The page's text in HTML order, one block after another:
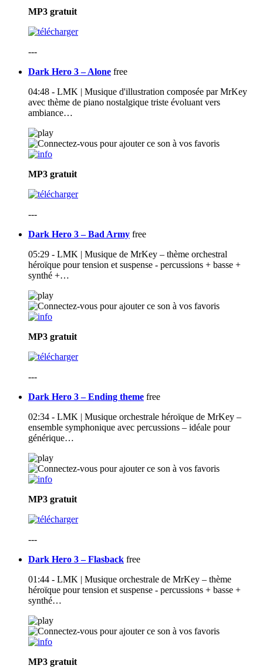
MP3 gratuit
---
Dark Hero 3 – Alone free
04:48 - LMK | Musique d'illustration composée par MrKey
avec thème de piano nostalgique triste évoluant vers
ambiance…
MP3 gratuit
---
Dark Hero 3 – Bad Army free
05:29 - LMK | Musique de MrKey – thème orchestral
héroïque pour tension et suspense - percussions + basse +
synthé +…
MP3 gratuit
---
Dark Hero 3 – Ending theme free
02:34 - LMK | Musique orchestrale héroïque de MrKey –
ensemble symphonique avec percussions – idéale pour
générique…
MP3 gratuit
---
Dark Hero 3 – Flasback free
01:44 - LMK | Musique orchestrale de MrKey – thème
héroïque pour tension et suspense - percussions + basse +
synthé…
MP3 gratuit